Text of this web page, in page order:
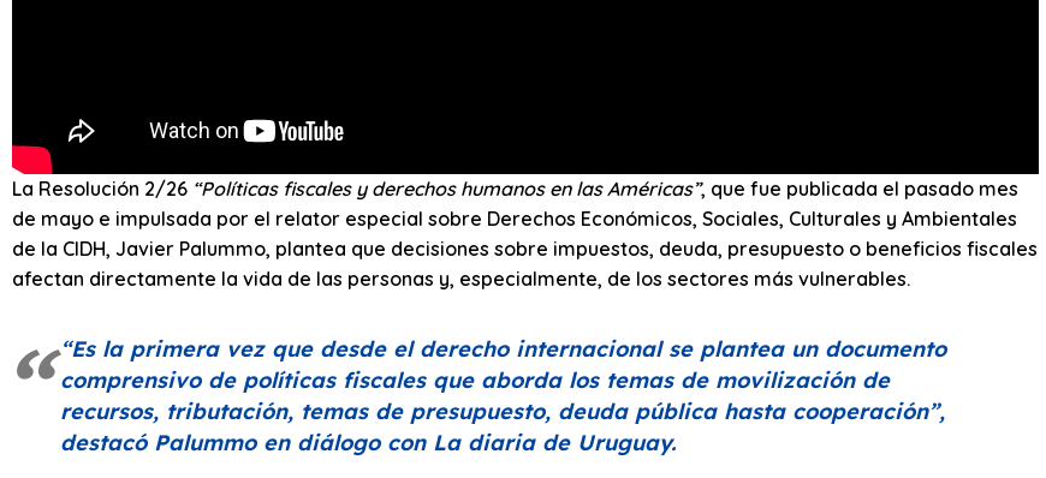
La Resolución 2/26 “Políticas fiscales y derechos humanos en las Américas”, que fue publicada el pasado mes
de mayo e impulsada por el relator especial sobre Derechos Económicos, Sociales, Culturales y Ambientales
de la CIDH, Javier Palummo, plantea que decisiones sobre impuestos, deuda, presupuesto o beneficios fiscales
afectan directamente la vida de las personas y, especialmente, de los sectores más vulnerables.
“Es la primera vez que desde el derecho internacional se plantea un documento
comprensivo de políticas fiscales que aborda los temas de movilización de
recursos, tributación, temas de presupuesto, deuda pública hasta cooperación”,
destacó Palummo en diálogo con La diariade Uruguay.